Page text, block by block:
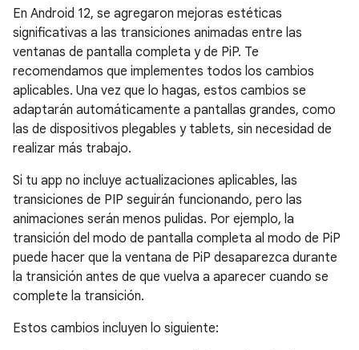
En Android 12, se agregaron mejoras estéticas
significativas a las transiciones animadas entre las
ventanas de pantalla completa y de PiP. Te
recomendamos que implementes todos los cambios
aplicables. Una vez que lo hagas, estos cambios se
adaptarán automáticamente a pantallas grandes, como
las de dispositivos plegables y tablets, sin necesidad de
realizar más trabajo.
Si tu app no incluye actualizaciones aplicables, las
transiciones de PIP seguirán funcionando, pero las
animaciones serán menos pulidas. Por ejemplo, la
transición del modo de pantalla completa al modo de PiP
puede hacer que la ventana de PiP desaparezca durante
la transición antes de que vuelva a aparecer cuando se
complete la transición.
Estos cambios incluyen lo siguiente: